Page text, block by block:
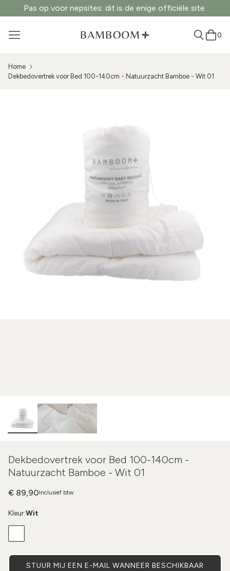
Pas op voor nepsites: dit is de enige officiële site.
0
Home
Dekbedovertrek voor Bed 100-140cm - Natuurzacht Bamboe - Wit 01
Dekbedovertrek voor Bed 100-140cm -
Natuurzacht Bamboe - Wit 01
Inclusief btw
€ 89,90
Kleur:Wit
STUUR MIJ EEN E-MAIL WANNEER BESCHIKBAAR